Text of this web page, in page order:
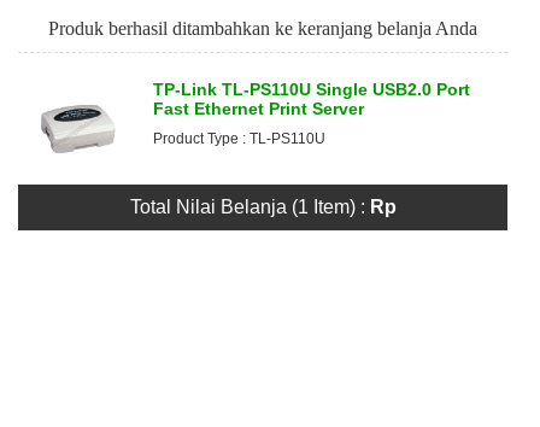
Produk berhasil ditambahkan ke keranjang belanja Anda
TP-Link TL-PS110U Single USB2.0 Port
Fast Ethernet Print Server
Product Type : TL-PS110U
Total Nilai Belanja (1 Item) : Rp